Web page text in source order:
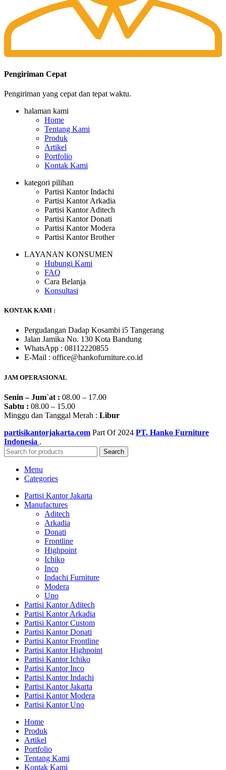
Pengiriman Cepat
Pengiriman yang cepat dan tepat waktu.
halaman kami
Home
Tentang Kami
Produk
Artikel
Portfolio
Kontak Kami
kategori pilihan
Partisi Kantor Indachi
Partisi Kantor Arkadia
Partisi Kantor Aditech
Partisi Kantor Donati
Partisi Kantor Modera
Partisi Kantor Brother
LAYANAN KONSUMEN
Hubungi Kami
FAQ
Cara Belanja
Konsultasi
KONTAK KAMI :
Pergudangan Dadap Kosambi i5 Tangerang
Jalan Jamika No. 130 Kota Bandung
WhatsApp : 08112220855
E-Mail : office@hankofurniture.co.id
JAM OPERASIONAL
Senin – Jum`at : 08.00 – 17.00
Sabtu : 08.00 – 15.00
Minggu dan Tanggal Merah : Libur
partisikantorjakarta.com Part Of 2024 PT. Hanko Furniture
Indonesia .
Search
Menu
Categories
Partisi Kantor Jakarta
Manufactures
Aditech
Arkadia
Donati
Frontline
Highpoint
Ichiko
Inco
Indachi Furniture
Modera
Uno
Partisi Kantor Aditech
Partisi Kantor Arkadia
Partisi Kantor Custom
Partisi Kantor Donati
Partisi Kantor Frontline
Partisi Kantor Highpoint
Partisi Kantor Ichiko
Partisi Kantor Inco
Partisi Kantor Indachi
Partisi Kantor Jakarta
Partisi Kantor Modera
Partisi Kantor Uno
Home
Produk
Artikel
Portfolio
Tentang Kami
Kontak Kami